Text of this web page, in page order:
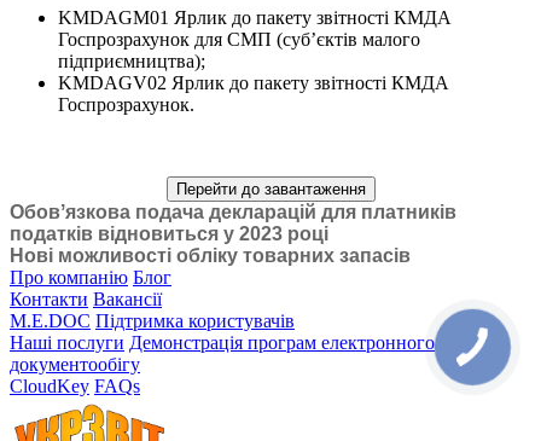
KMDAGM01 Ярлик до пакету звітності КМДА
Госпрозрахунок для СМП (суб’єктів малого
підприємництва);
KMDAGV02 Ярлик до пакету звітності КМДА
Госпрозрахунок.
Перейти до завантаження
Обовʼязкова подача декларацій для платників
податків відновиться у 2023 році
Нові можливості обліку товарних запасів
Про компанію Блог
Контакти Вакансії
M.E.DOC Підтримка користувачів
Наші послуги Демонстрація програм електронного
документообігу
CloudKey FAQs